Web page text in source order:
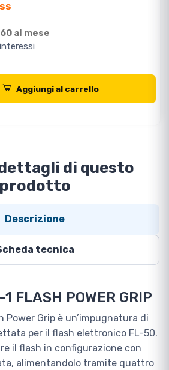
al mese
Aggiungi al carrello
di questo
prodotto
Descrizione
tecnica
FLASH POWER GRIP
Power Grip è un’impugnatura di
per il flash elettronico FL-50.
il flash in configurazione con
alimentandolo tramite quattro